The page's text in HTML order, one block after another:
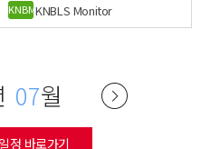
KNBMKNBLS Monitor
07월
정 바로가기